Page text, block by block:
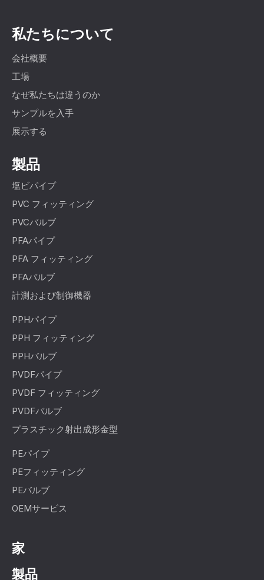
私たちについて
会社概要
工場
なぜ私たちは違うのか
サンプルを入手
展示する
製品
塩ビパイプ
PVC フィッティング
PVCバルブ
PFAパイプ
PFA フィッティング
PFAバルブ
計測および制御機器
PPHパイプ
PPH フィッティング
PPHバルブ
PVDFパイプ
PVDF フィッティング
PVDFバルブ
プラスチック射出成形金型
PEパイプ
PEフィッティング
PEバルブ
OEMサービス
家
製品